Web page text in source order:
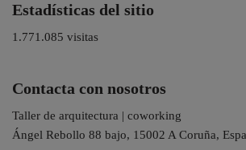
Estadísticas del sitio
1.771.085 visitas
Contacta con nosotros
Taller de arquitectura | coworking
Ángel Rebollo 88 bajo, 15002 A Coruña,